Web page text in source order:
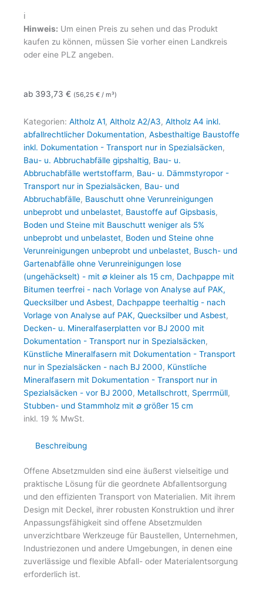
ℹ️
Hinweis: Um einen Preis zu sehen und das Produkt
kaufen zu können, müssen Sie vorher einen Landkreis
oder eine PLZ angeben.
ab 393,73 € (56,25 € / m³)
Kategorien: Altholz A1, Altholz A2/A3, Altholz A4 inkl.
abfallrechtlicher Dokumentation, Asbesthaltige Baustoffe
inkl. Dokumentation - Transport nur in Spezialsäcken,
Bau- u. Abbruchabfälle gipshaltig, Bau- u.
Abbruchabfälle wertstoffarm, Bau- u. Dämmstyropor -
Transport nur in Spezialsäcken, Bau- und
Abbruchabfälle, Bauschutt ohne Verunreinigungen
unbeprobt und unbelastet, Baustoffe auf Gipsbasis,
Boden und Steine mit Bauschutt weniger als 5%
unbeprobt und unbelastet, Boden und Steine ohne
Verunreinigungen unbeprobt und unbelastet, Busch- und
Gartenabfälle ohne Verunreinigungen lose
(ungehäckselt) - mit ∅ kleiner als 15 cm, Dachpappe mit
Bitumen teerfrei - nach Vorlage von Analyse auf PAK,
Quecksilber und Asbest, Dachpappe teerhaltig - nach
Vorlage von Analyse auf PAK, Quecksilber und Asbest,
Decken- u. Mineralfaserplatten vor BJ 2000 mit
Dokumentation - Transport nur in Spezialsäcken,
Künstliche Mineralfasern mit Dokumentation - Transport
nur in Spezialsäcken - nach BJ 2000, Künstliche
Mineralfasern mit Dokumentation - Transport nur in
Spezialsäcken - vor BJ 2000, Metallschrott, Sperrmüll,
Stubben- und Stammholz mit ∅ größer 15 cm
inkl. 19 % MwSt.
Beschreibung
Offene Absetzmulden sind eine äußerst vielseitige und
praktische Lösung für die geordnete Abfallentsorgung
und den effizienten Transport von Materialien. Mit ihrem
Design mit Deckel, ihrer robusten Konstruktion und ihrer
Anpassungsfähigkeit sind offene Absetzmulden
unverzichtbare Werkzeuge für Baustellen, Unternehmen,
Industriezonen und andere Umgebungen, in denen eine
zuverlässige und flexible Abfall- oder Materialentsorgung
erforderlich ist.